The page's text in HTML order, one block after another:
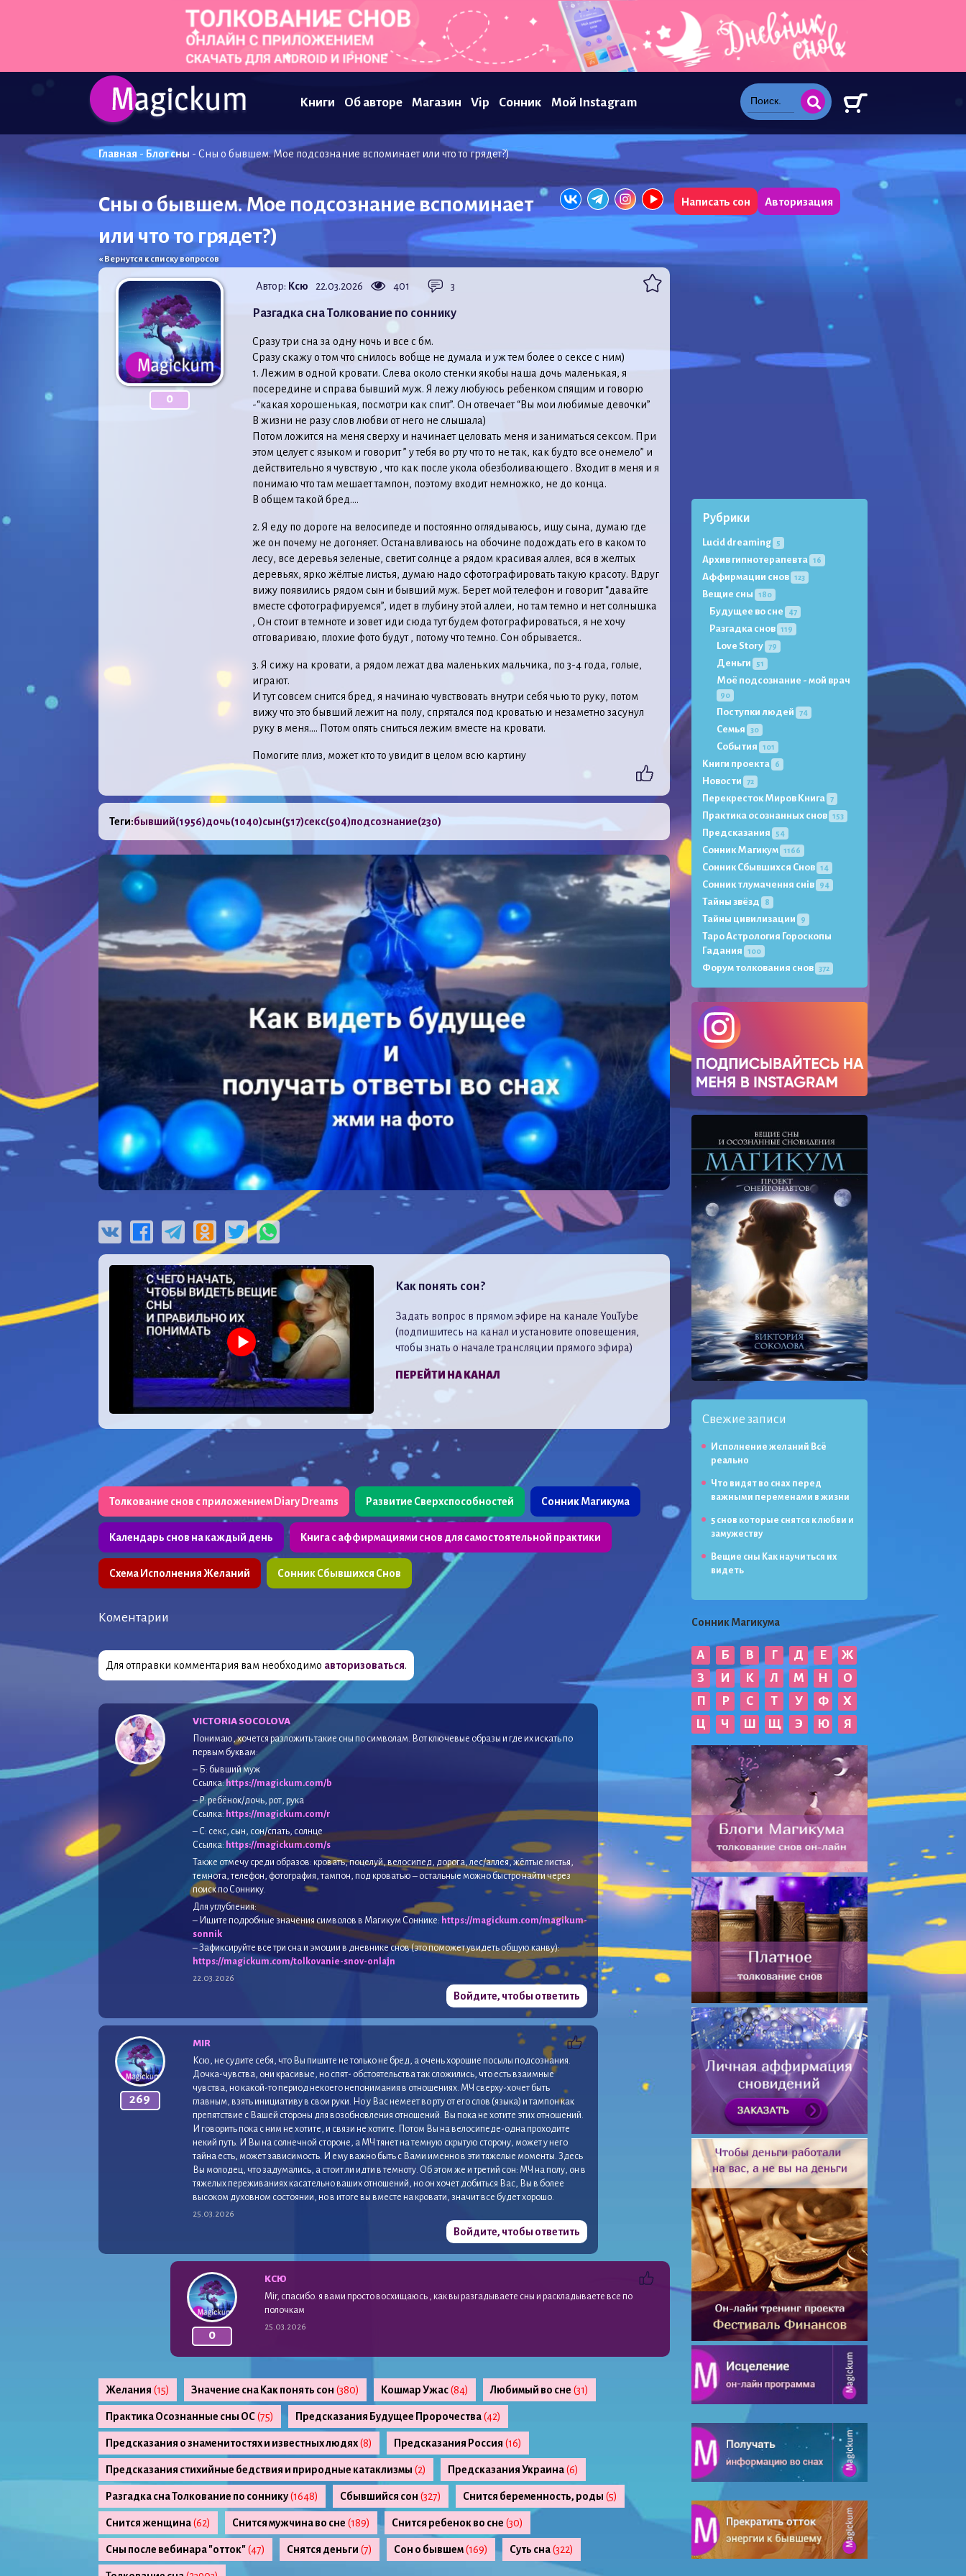
Книги Об авторе Магазин Vip Сонник Мой Instagram
Главная - Блог сны - Сны о бывшем. Мое подсознание вспоминает или что то грядет?)
Сны о бывшем. Мое подсознание вспоминает
или что то грядет?)
« Вернутся к списку вопросов
Написать сон Авторизация
0
Автор: Ксю 22.03.2026 401 3
Разгадка сна Толкование по соннику
Сразу три сна за одну ночь и все с бм.
Сразу скажу о том что снилось вобще не думала и уж тем более о сексе с ним)
1. Лежим в одной кровати. Слева около стенки якобы наша дочь маленькая, я
посередине и справа бывший муж. Я лежу любуюсь ребенком спящим и говорю
-“какая хорошенькая, посмотри как спит”. Он отвечает “Вы мои любимые девочки”
В жизни не разу слов любви от него не слышала)
Потом ложится на меня сверху и начинает целовать меня и заниматься сексом. При
этом целует с языком и говорит ” у тебя во рту что то не так, как будто все онемело” и
действительно я чувствую , что как после укола обезболивающего . Входит в меня и я
понимаю что там мешает тампон, поэтому входит немножко, не до конца.
В общем такой бред….
2. Я еду по дороге на велосипеде и постоянно оглядываюсь, ищу сына, думаю где
же он почему не догоняет. Останавливаюсь на обочине подождать его в каком то
лесу, все деревья зеленые, светит солнце а рядом красивая аллея, вся в желтых
деревьях, ярко жёлтые листья, думаю надо сфотографировать такую красоту. Вдруг
вижу появились рядом сын и бывший муж. Берет мой телефон и говорит “давайте
вместе сфотографируемся”, идет в глубину этой аллеи, но там темно и нет солнышка
, Он стоит в темноте и зовет иди сюда тут будем фотографироваться, я не хочу
отговариваю, плохие фото будут , потому что темно. Сон обрывается..
3. Я сижу на кровати, а рядом лежат два маленьких мальчика, по 3-4 года, голые,
играют.
И тут совсем снится бред, я начинаю чувствовать внутри себя чью то руку, потом
вижу что это бывший лежит на полу, спрятался под кроватью и незаметно засунул
руку в меня…. Потом опять сниться лежим вместе на кровати.
Помогите плиз, может кто то увидит в целом всю картину
Теги:бывший(1956)дочь(1040)сын(517)секс(504)подсознание(230)
Как понять сон?
Задать вопрос в прямом эфире на канале YouTybe
(подпишитесь на канал и установите оповещения,
чтобы знать о начале трансляции прямого эфира)
ПЕРЕЙТИ НА КАНАЛ
Толкование снов с приложением Diary Dreams Развитие Сверхспособностей Сонник Магикума
Календарь снов на каждый день Книга с аффирмациями снов для самостоятельной практики
Схема Исполнения Желаний Сонник Сбывшихся Снов
Коментарии
Для отправки комментария вам необходимо авторизоваться.
VICTORIA SOCOLOVA
Понимаю, хочется разложить такие сны по символам. Вот ключевые образы и где их искать по
первым буквам:
– Б: бывший муж
Ссылка:https://magickum.com/b
– Р: ребёнок/дочь, рот, рука
Ссылка: https://magickum.com/r
– С: секс, сын, сон/спать, солнце
Ссылка: https://magickum.com/s
Также отмечу среди образов: кровать, поцелуй, велосипед, дорога, лес/аллея, жёлтые листья,
темнота, телефон, фотография, тампон, под кроватью – остальные можно быстро найти через
поиск по Соннику.
Для углубления:
– Ищите подробные значения символов в Магикум Соннике: https://magickum.com/magikum-
sonnik
– Зафиксируйте все три сна и эмоции в дневнике снов (это поможет увидеть общую канву):
https://magickum.com/tolkovanie-snov-onlajn
22.03.2026
Войдите, чтобы ответить
269
MIR
Ксю, не судите себя, что Вы пишите не только не бред, а очень хорошие посылы подсознания.
Дочка-чувства, они красивые, но спят- обстоятельства так сложились, что есть взаимные
чувства, но какой-то период некоего непонимания в отношениях. МЧ сверху-хочет быть
главным, взять инициативу в свои руки. Но у Вас немеет во рту от его слов (языка) и тампон как
препятствие с Вашей стороны для возобновления отношений. Вы пока не хотите этих отношений.
И говорить пока с ним не хотите, и связи не хотите. Потом Вы на велосипеде-одна проходите
некий путь. И Вы на солнечной стороне, а МЧ тянет на темную скрытую сторону, может у него
тайна есть, может зависимость. И ему важно быть с Вами именно в эти тяжелые моменты. Здесь
Вы молодец, что задумались, а стоит ли идти в темноту. Об этом же и третий сон: МЧ на полу, он в
тяжелых переживаниях касательно ваших отношений, но он хочет добиться Вас, Вы в более
высоком духовном состоянии, но в итоге вы вместе на кровати, значит все будет хорошо.
25.03.2026
Войдите, чтобы ответить
0
КСЮ
Mir, спасибо. я вами просто восхищаюсь , как вы разгадываете сны и раскладываете все по
полочкам
25.03.2026
Желания (15) Значение сна Как понять сон (380) Кошмар Ужас(84) Любимый во сне (31)
Практика Осознанные сны ОС(75) Предсказания Будущее Пророчества(42)
Предсказания о знаменитостях и известных людях(8) Предсказания Россия (16)
Предсказания стихийные бедствия и природные катаклизмы (2) Предсказания Украина(6)
Разгадка сна Толкование по соннику(1648) Сбывшийся сон (327) Снится беременность, роды (5)
Снится женщина(62) Снится мужчина во сне (189) Снится ребенок во сне (30)
Сны после вебинара "отток"(47) Снятся деньги (7) Сон о бывшем(169) Суть сна(322)
Рубрики
Lucid dreaming 5
Архив гипнотерапевта 16
Аффирмации снов 123
Вещие сны 180
Будущее во сне 47
Разгадка снов 119
Love Story 79
Деньги 51
Моё подсознание - мой врач
90
Поступки людей 74
Семья 30
События 101
Книги проекта 6
Новости 72
Перекресток Миров Книга 7
Практика осознанных снов 153
Предсказания 54
Сонник Магикум 1166
Сонник Сбывшихся Снов 14
Сонник тлумачення снів 94
Тайны звёзд 8
Тайны цивилизации 9
Таро Астрология Гороскопы
Гадания
100
Форум толкования снов 372
Свежие записи
Исполнение желаний Всё
реально
Что видят во снах перед
важными переменами в жизни
5 снов которые снятся к любви и
замужеству
Вещие сны Как научиться их
видеть
Сонник Магикума
А Б В Г Д Е
Ж
З
И К Л М Н
О
П
Р С Т У Ф
Х
Ц
Ч Ш Щ Э Ю Я